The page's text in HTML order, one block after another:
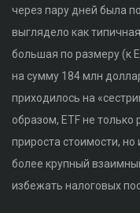
через пару дней была
выглядело как
большая по размеру (к
на сумму 184 млн
приходилось на
образом, ETF не
прироста стоимости,
более крупный
избежать налоговых